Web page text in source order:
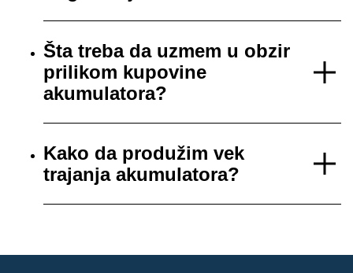
Šta treba da uzmem u obzir
prilikom kupovine
akumulatora?
Kako da produžim vek
trajanja akumulatora?